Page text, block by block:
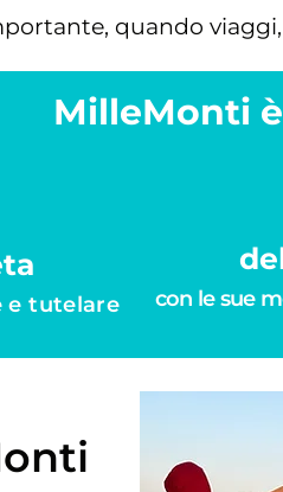
quando
MilleMonti
e tutelare​ con le sue